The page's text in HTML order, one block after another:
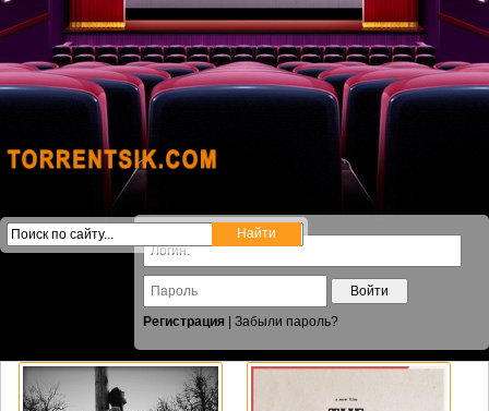
Войти
Регистрация
Забыли пароль?